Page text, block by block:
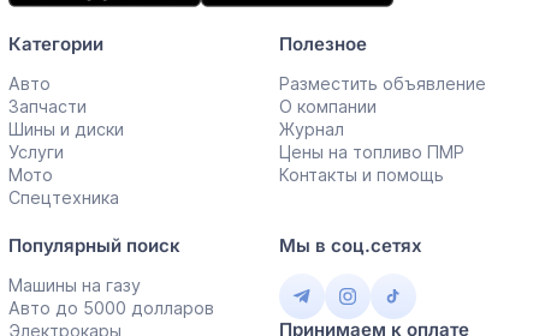
Категории
Авто
Запчасти
Шины и диски
Услуги
Мото
Спецтехника
Полезное
Разместить объявление
О компании
Журнал
Цены на топливо ПМР
Контакты и помощь
Популярный поиск
Машины на газу
Авто до 5000 долларов
Электрокары
Мы в соц.сетях
Принимаем к оплате